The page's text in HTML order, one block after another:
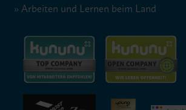
Arbeiten und Lernen beim Land